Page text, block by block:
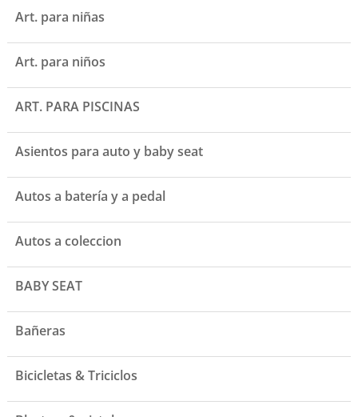
Art. para niñas
Art. para niños
ART. PARA PISCINAS
Asientos para auto y baby seat
Autos a batería y a pedal
Autos a coleccion
BABY SEAT
Bañeras
Bicicletas & Triciclos